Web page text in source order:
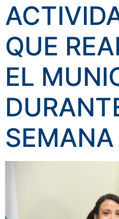
QUE
EL
SEMANA